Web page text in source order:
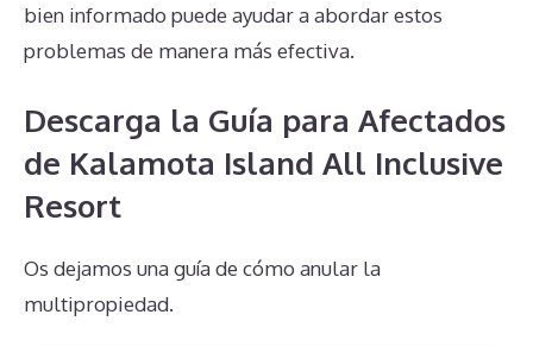
bien informado puede ayudar a abordar estos
problemas de manera más efectiva.
Descarga la Guía para Afectados
de Kalamota Island All Inclusive
Resort
Os dejamos una guía de cómo anular la
multipropiedad.